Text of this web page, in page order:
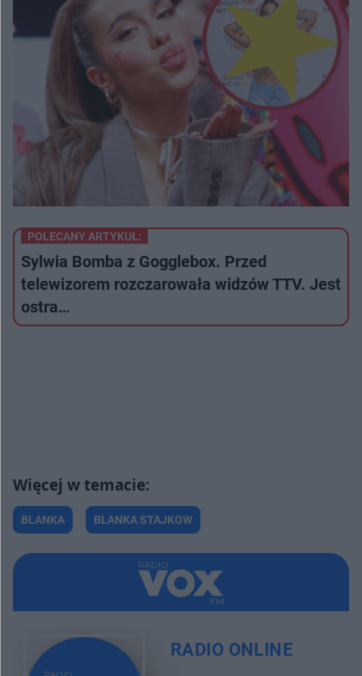
POLECANY ARTYKUŁ:
Sylwia Bomba z Gogglebox. Przed
telewizorem rozczarowała widzów TTV. Jest
ostra…
BLANKA BLANKA STAJKOW
RADIO ONLINE